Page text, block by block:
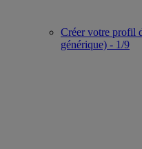
Créer votre profil
générique) - 1/9